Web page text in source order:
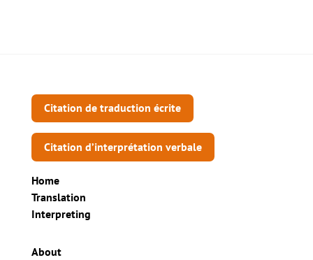
Citation de traduction écrite
Citation d’interprétation verbale
Home
Translation
Interpreting
About